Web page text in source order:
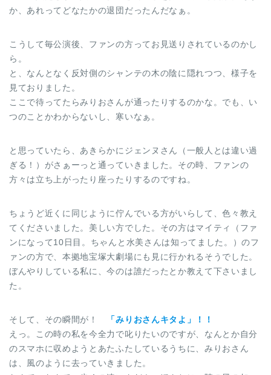
か、あれってどなたかの退団だったんだなぁ。
こうして毎公演後、ファンの方ってお見送りされているのかし
ら。
と、なんとなく反対側のシャンテの木の陰に隠れつつ、様子を
見ておりました。
ここで待ってたらみりおさんが通ったりするのかな。でも、い
つのことかわからないし、寒いなぁ。
と思っていたら、あきらかにジェンヌさん（一般人とは違い過
ぎる！）がさぁーっと通っていきました。その時、ファンの
方々は立ち上がったり座ったりするのですね。
ちょうど近くに同じように佇んでいる方がいらして、色々教え
てくださいました。美しい方でした。その方はマイティ（ファ
ンになって10日目。ちゃんと水美さんは知ってました。）のフ
ァンの方で、本拠地宝塚大劇場にも見に行かれるそうでした。
ぼんやりしている私に、今のは誰だったとか教えて下さいまし
た。
そして、その瞬間が！
「みりおさんキタよ」！！
えっ。この時の私を今全力で叱りたいのですが、なんとか自分
のスマホに収めようとあたふたしているうちに、みりおさん
は、風のように去っていきました。